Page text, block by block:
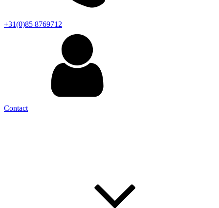
+31(0)85 8769712
Contact